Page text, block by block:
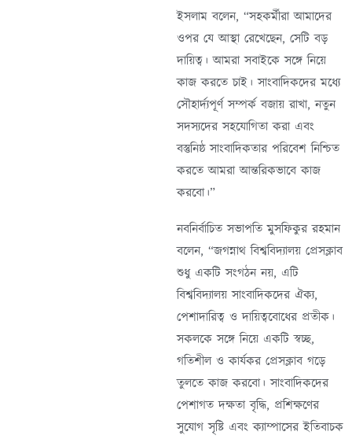
ইসলাম বলেন, “সহকর্মীরা আমাদের
ওপর যে আস্থা রেখেছেন, সেটি বড়
দায়িত্ব। আমরা সবাইকে সঙ্গে নিয়ে
কাজ করতে চাই। সাংবাদিকদের মধ্যে
সৌহার্দ্যপূর্ণ সম্পর্ক বজায় রাখা, নতুন
সদস্যদের সহযোগিতা করা এবং
বস্তুনিষ্ঠ সাংবাদিকতার পরিবেশ নিশ্চিত
করতে আমরা আন্তরিকভাবে কাজ
করবো।”
নবনির্বাচিত সভাপতি মুসফিকুর রহমান
বলেন, “জগন্নাথ বিশ্ববিদ্যালয় প্রেসক্লাব
শুধু একটি সংগঠন নয়, এটি
বিশ্ববিদ্যালয় সাংবাদিকদের ঐক্য,
পেশাদারিত্ব ও দায়িত্ববোধের প্রতীক।
সকলকে সঙ্গে নিয়ে একটি স্বচ্ছ,
গতিশীল ও কার্যকর প্রেসক্লাব গড়ে
তুলতে কাজ করবো। সাংবাদিকদের
পেশাগত দক্ষতা বৃদ্ধি, প্রশিক্ষণের
সুযোগ সৃষ্টি এবং ক্যাম্পাসের ইতিবাচক